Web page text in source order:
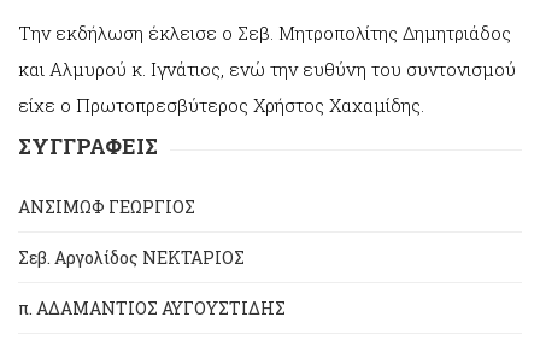
Την εκδήλωση έκλεισε ο Σεβ. Μητροπολίτης Δημητριάδος
και Αλμυρού κ. Ιγνάτιος, ενώ την ευθύνη του συντονισμού
είχε ο Πρωτοπρεσβύτερος Χρήστος Χαχαμίδης.
ΣΥΓΓΡΑΦΕΙΣ
ΑΝΣΙΜΩΦ ΓΕΩΡΓΙΟΣ
Σεβ. Αργολίδος ΝΕΚΤΑΡΙΟΣ
π. ΑΔΑΜΑΝΤΙΟΣ ΑΥΓΟΥΣΤΙΔΗΣ